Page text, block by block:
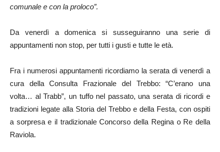
comunale e con la proloco”.
Da venerdì a domenica si susseguiranno una serie di
appuntamenti non stop, per tutti i gusti e tutte le età.
Fra i numerosi appuntamenti ricordiamo la serata di venerdì a
cura della Consulta Frazionale del Trebbo: “C’erano una
volta… al Trabb”, un tuffo nel passato, una serata di ricordi e
tradizioni legate alla Storia del Trebbo e della Festa, con ospiti
a sorpresa e il tradizionale Concorso della Regina o Re della
Raviola.